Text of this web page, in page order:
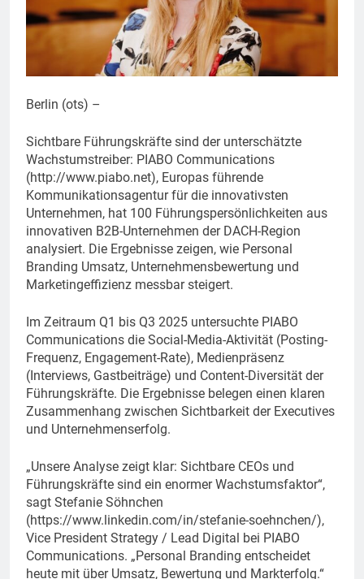
Berlin (ots) –
Sichtbare Führungskräfte sind der unterschätzte
Wachstumstreiber: PIABO Communications
(http://www.piabo.net), Europas führende
Kommunikationsagentur für die innovativsten
Unternehmen, hat 100 Führungspersönlichkeiten aus
innovativen B2B-Unternehmen der DACH-Region
analysiert. Die Ergebnisse zeigen, wie Personal
Branding Umsatz, Unternehmensbewertung und
Marketingeffizienz messbar steigert.
Im Zeitraum Q1 bis Q3 2025 untersuchte PIABO
Communications die Social-Media-Aktivität (Posting-
Frequenz, Engagement-Rate), Medienpräsenz
(Interviews, Gastbeiträge) und Content-Diversität der
Führungskräfte. Die Ergebnisse belegen einen klaren
Zusammenhang zwischen Sichtbarkeit der Executives
und Unternehmenserfolg.
„Unsere Analyse zeigt klar: Sichtbare CEOs und
Führungskräfte sind ein enormer Wachstumsfaktor“,
sagt Stefanie Söhnchen
(https://www.linkedin.com/in/stefanie-soehnchen/),
Vice President Strategy / Lead Digital bei PIABO
Communications. „Personal Branding entscheidet
heute mit über Umsatz, Bewertung und Markterfolg.“